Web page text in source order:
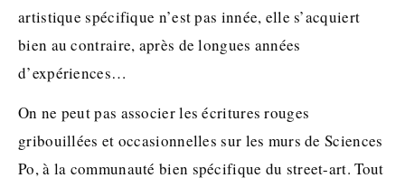
artistique spécifique n’est pas innée, elle s’acquiert
bien au contraire, après de longues années
d’expériences…
On ne peut pas associer les écritures rouges
gribouillées et occasionnelles sur les murs de Sciences
Po, à la communauté bien spécifique du street-art. Tout